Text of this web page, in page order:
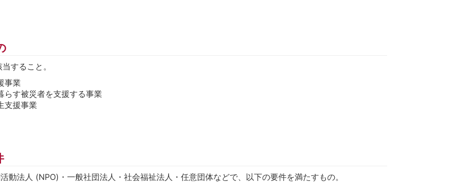
すること。
事業
らす被災者を支援する事業
支援事業
動法人 (NPO)・一般社団法人・社会福祉法人・任意団体などで、以下の要件を満たすもの。